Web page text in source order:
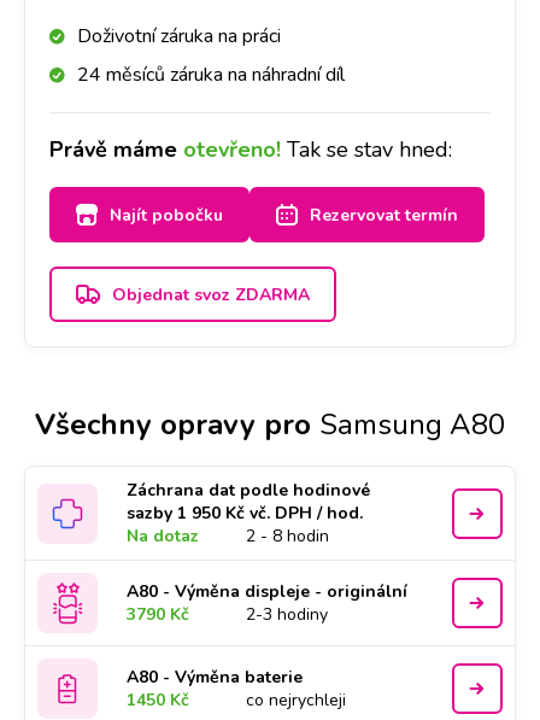
Doživotní záruka na práci
24 měsíců záruka na náhradní díl
Právě máme otevřeno! Tak se stav hned:
Najít pobočku Rezervovat termín
Objednat svoz ZDARMA
Všechny opravy pro Samsung A80
Záchrana dat podle hodinové
sazby 1 950 Kč vč. DPH / hod.
Na dotaz
2 - 8 hodin
A80 - Výměna displeje - originální
3790 Kč
2-3 hodiny
A80 - Výměna baterie
1450 Kč
co nejrychleji